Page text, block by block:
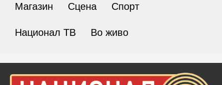
Магазин Сцена Спорт
Национал ТВ Во живо